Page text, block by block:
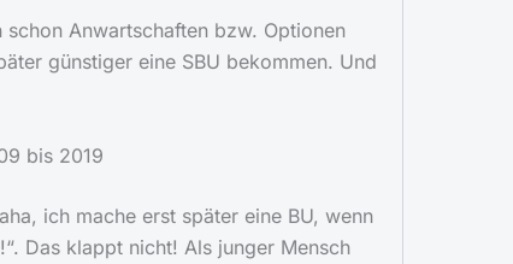
Anwartschaften bzw. Optionen
günstiger eine SBU bekommen. Und
bis 2019
ich mache erst später eine BU, wenn
Das klappt nicht! Als junger Mensch